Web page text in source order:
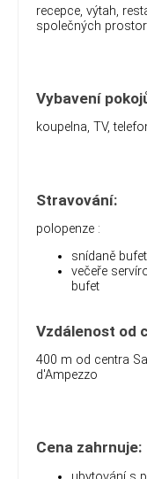
recepce, výtah,
společných
Vybavení
koupelna, TV,
Stravování:
polopenze :
snídaně
večeře
bufet
Vzdálenost od
400 m od centra
d'Ampezzo
Cena zahrnuje: